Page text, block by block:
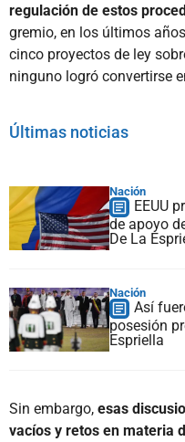
regulación de estos
gremio, en los últimos
cinco proyectos de ley
ninguno logró convertirse
Últimas noticias
Nación
EEUU
de apoyo
De La
Nación
Así
posesión
Espriella
Sin embargo, esas
vacíos y retos en materia